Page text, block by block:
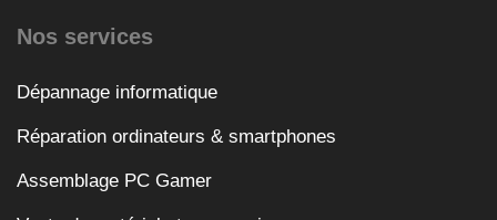
Nos services
Dépannage informatique
Réparation ordinateurs & smartphones
Assemblage PC Gamer